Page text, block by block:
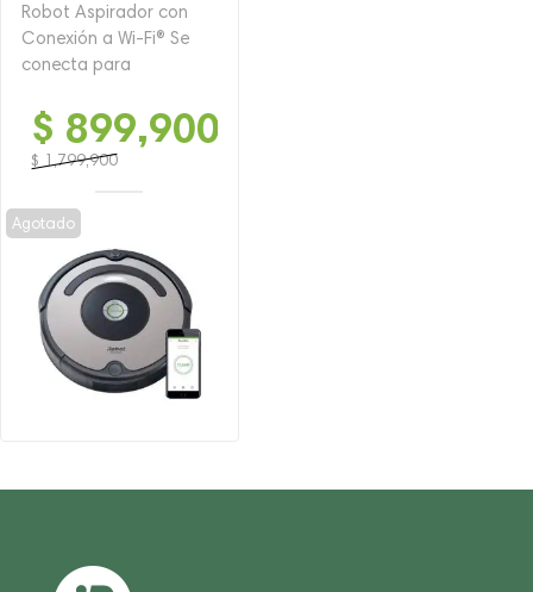
Robot Aspirador con
Conexión a Wi-Fi® Se
conecta para
$ 1,799,900
precio
original
era:
$ 1,799,900.
$ 899,900
precio
actual
$ 899,900.
Agotado